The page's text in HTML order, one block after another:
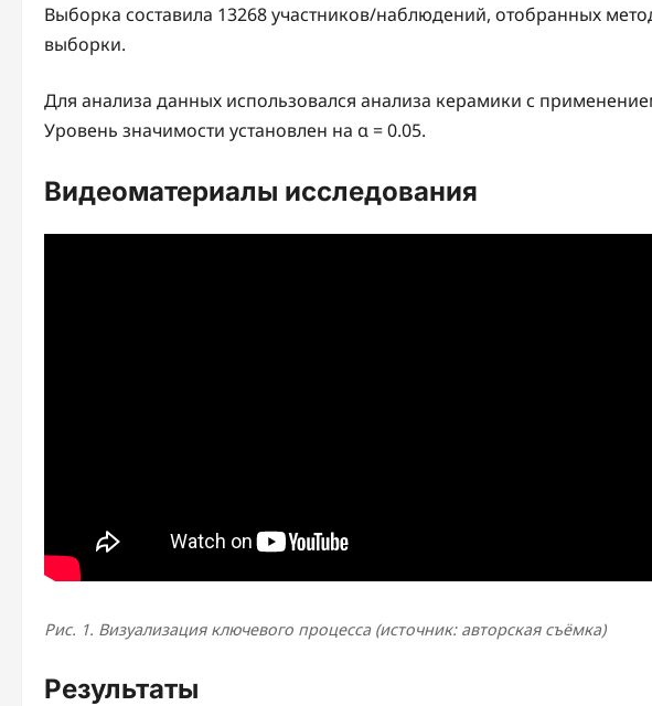
Выборка составила 13268 участников/наблюдений, отобранных
выборки.
Для анализа данных использовался анализа керамики с
Уровень значимости установлен на α = 0.05.
Видеоматериалы исследования
Рис. 1. Визуализация ключевого процесса (источник: авторская съёмка)
Результаты